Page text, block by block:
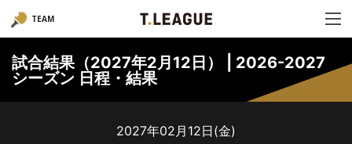
TEAM
試合結果（2027年2月12日） | 2026-2027
シーズン 日程・結果
2027年02月12日(金)